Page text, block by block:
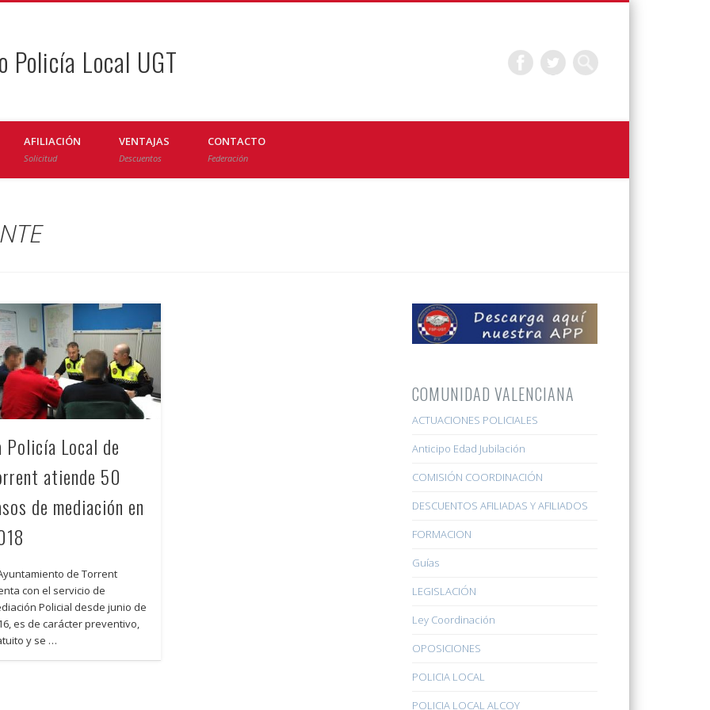
Policía Local UGT
AFILIACIÓN
Solicitud
VENTAJAS
Descuentos
CONTACTO
Federación
Policía Local de
atiende 50
de mediación en
de Torrent
con el servicio de
Policial desde junio de
es de carácter preventivo,
y se …
COMUNIDAD VALENCIANA
ACTUACIONES POLICIALES
Anticipo Edad Jubilación
COMISIÓN COORDINACIÓN
DESCUENTOS AFILIADAS Y AFILIADOS
FORMACION
Guías
LEGISLACIÓN
Ley Coordinación
OPOSICIONES
POLICIA LOCAL
POLICIA LOCAL ALCOY